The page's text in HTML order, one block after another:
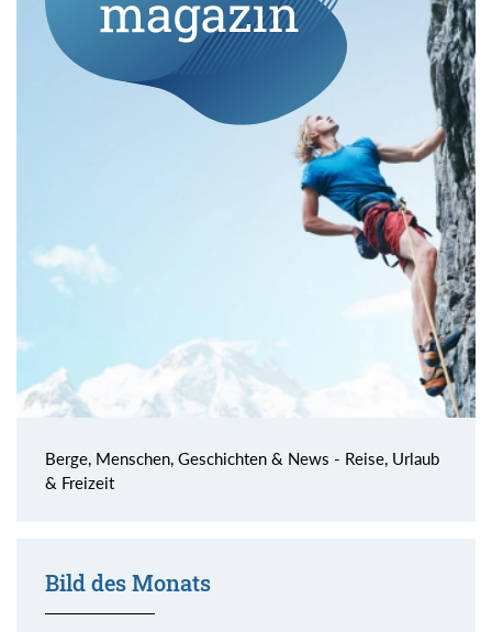
Berge, Menschen, Geschichten & News - Reise, Urlaub
& Freizeit
Bild des Monats